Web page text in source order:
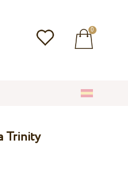
0
Trinity